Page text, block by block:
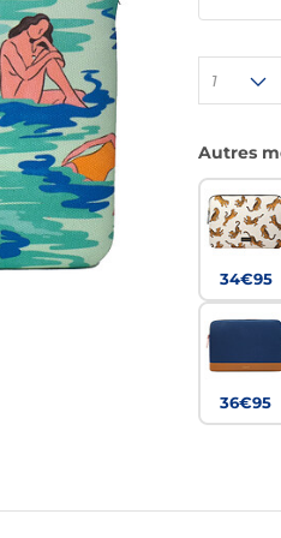
1
Autres
34€95
36€95